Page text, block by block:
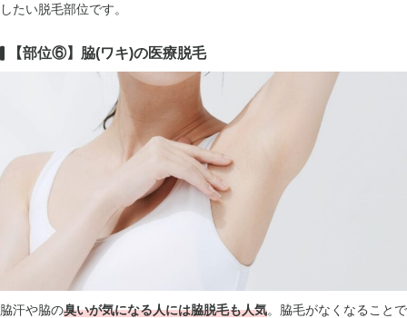
したい脱毛部位です。
【部位⑥】脇(ワキ)の医療脱毛
脇汗や脇の臭いが気になる人には脇脱毛も人気。脇毛がなくなることで